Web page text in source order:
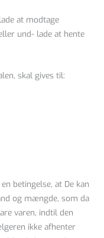
at modtage
und- lade at hente
skal gives til:
betingelse, at De kan
og mængde, som da
varen, indtil den
ikke afhenter